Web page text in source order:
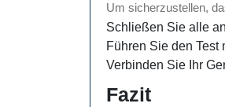
Um sicherzustellen,
Schließen Sie alle
Führen Sie den Test
Verbinden Sie Ihr
Fazit